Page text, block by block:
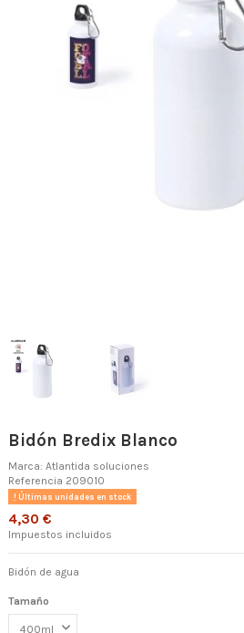
Bidón Bredix Blanco
Marca: Atlantida soluciones
Referencia 209010
Últimas unidades en stock
4,30 €
Impuestos incluidos
Bidón de agua
Tamaño